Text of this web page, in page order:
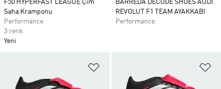
F50 HYPERFAST LEAGUE Çim
Saha Kramponu
Performance
3 renk
Yeni
BARREDA DECODE SHOES AUDI
REVOLUT F1 TEAM AYAKKABI
Performance